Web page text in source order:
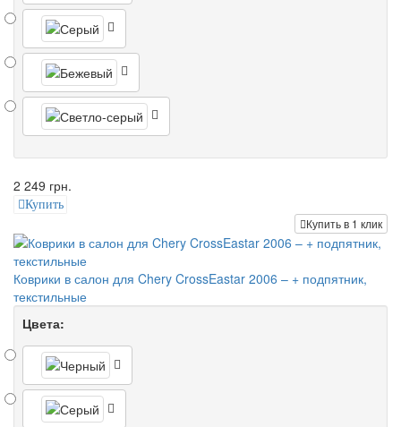
2 249 грн.
Купить
Купить в 1 клик
Коврики в салон для Chery CrossEastar 2006 – + подпятник,
текстильные
Цвета: